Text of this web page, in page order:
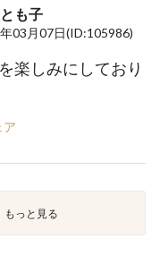
も子
03月07日(ID:105986)
楽しみにしており
ア
もっと見る